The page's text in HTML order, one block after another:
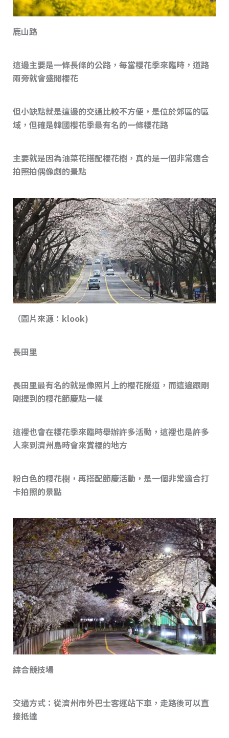
鹿山路
這邊主要是一條長條的公路，每當櫻花季來臨時，道路
兩旁就會盛開櫻花
但小缺點就是這邊的交通比較不方便，是位於郊區的區
域，但確是韓國櫻花季最有名的一條櫻花路
主要就是因為油菜花搭配櫻花樹，真的是一個非常適合
拍照拍偶像劇的景點
（圖片來源：klook)
長田里
長田里最有名的就是像照片上的櫻花隧道，而這邊跟剛
剛提到的櫻花節慶點一樣
這裡也會在櫻花季來臨時舉辦許多活動，這裡也是許多
人來到濟州島時會來賞櫻的地方
粉白色的櫻花樹，再搭配節慶活動，是一個非常適合打
卡拍照的景點
綜合競技場
交通方式：從濟州市外巴士客運站下車，走路後可以直
接抵達